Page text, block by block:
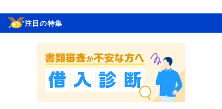
注目の特集